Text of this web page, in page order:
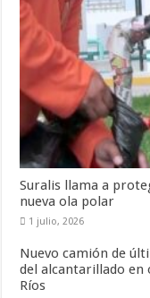
Suralis llama a
nueva ola polar
1 julio, 2026
Nuevo camión de
del alcantarillado en
Ríos